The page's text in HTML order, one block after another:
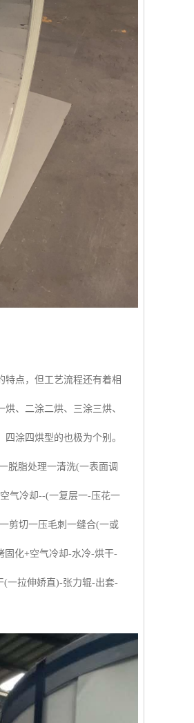
特点，但工艺流程还有着相
、二涂二烘、三涂三烘、
涂四烘型的也极为个别。
脱脂处理一清洗(一表面调
气冷却--(一复层一-压花一
剪切一压毛刺一缝合(一或
固化+空气冷却-水冷-烘干-
(一拉伸娇直)-张力辊-出套-